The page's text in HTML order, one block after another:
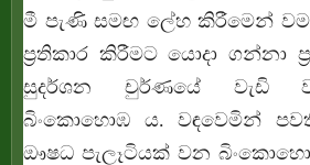
මී පැණි සමඟ ලේහ කිරීමෙන්
ප්‍රතිකාර කිරීමට යොදා ගන්නා
සුදර්ශන චුර්ණයේ වැඩි
බිංකොහොඹ ය. වඳවෙමින්
ඖෂධ පැලෑටියක් වන